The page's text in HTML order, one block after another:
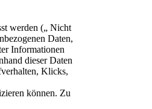
werden („ Nicht
Daten,
Informationen
dieser Daten
Klicks,
können. Zu